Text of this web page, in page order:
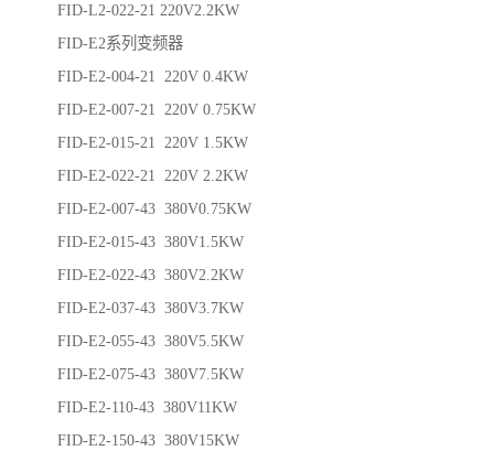
FID-L2-022-21 220V2.2KW
FID-E2系列变频器
FID-E2-004-21 220V 0.4KW
FID-E2-007-21 220V 0.75KW
FID-E2-015-21 220V 1.5KW
FID-E2-022-21 220V 2.2KW
FID-E2-007-43 380V0.75KW
FID-E2-015-43 380V1.5KW
FID-E2-022-43 380V2.2KW
FID-E2-037-43 380V3.7KW
FID-E2-055-43 380V5.5KW
FID-E2-075-43 380V7.5KW
FID-E2-110-43 380V11KW
FID-E2-150-43 380V15KW